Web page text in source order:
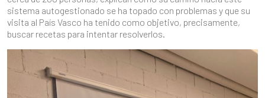
sistema autogestionado se ha topado con problemas y que su
visita al País Vasco ha tenido como objetivo, precisamente,
buscar recetas para intentar resolverlos.